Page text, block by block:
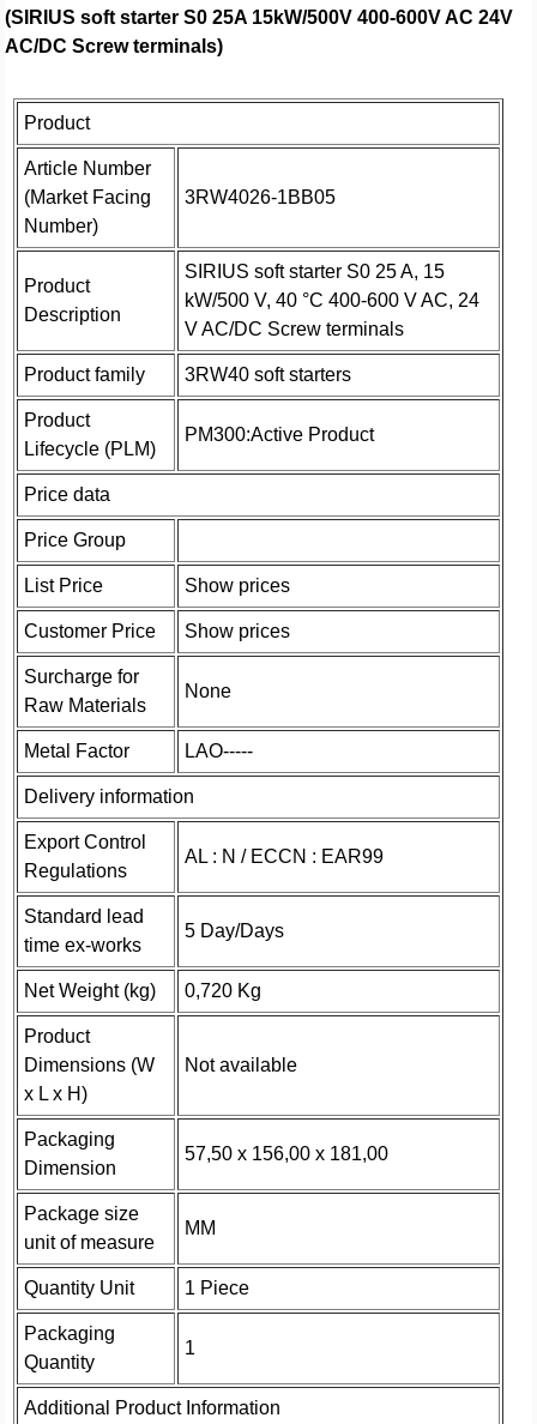
(SIRIUS soft starter S0 25A 15kW/500V 400-600V AC 24V
AC/DC Screw terminals)
Product
Article Number
(Market Facing
Number)
3RW4026-1BB05
Product
Description
SIRIUS soft starter S0 25 A, 15
kW/500 V, 40 °C 400-600 V AC, 24
V AC/DC Screw terminals
Product family 3RW40 soft starters
Product
Lifecycle (PLM)
PM300:Active Product
Price data
Price Group
List Price Show prices
Customer Price Show prices
Surcharge for
Raw Materials
None
Metal Factor LAO-----
Delivery information
Export Control
Regulations
AL : N / ECCN : EAR99
Standard lead
time ex-works
5 Day/Days
Net Weight (kg) 0,720 Kg
Product
Dimensions (W
x L x H)
Not available
Packaging
Dimension
57,50 x 156,00 x 181,00
Package size
unit of measure
MM
Quantity Unit 1 Piece
Packaging
Quantity
1
Additional Product Information